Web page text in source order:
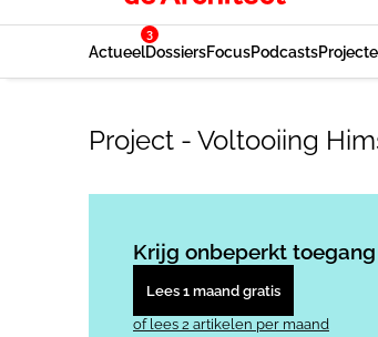
Actueel
3
DossiersFocusPodcasts
Project - Voltooiing
Krijg onbeperkt
Lees 1 maand gratis
of lees 2 artikelen per maand